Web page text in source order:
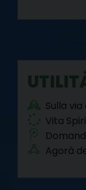
Sulla
Vita
Agorà